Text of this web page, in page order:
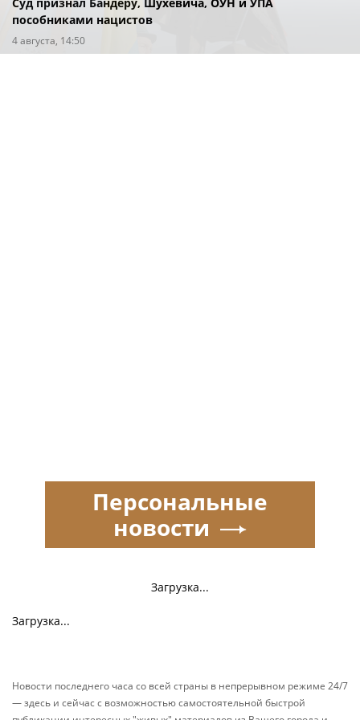
пособниками нацистов
4 августа, 14:50
Загрузка...
Загрузка...
Персональные
новости
Новости последнего часа со всей страны в непрерывном режиме 24/7
— здесь и сейчас с возможностью самостоятельной быстрой